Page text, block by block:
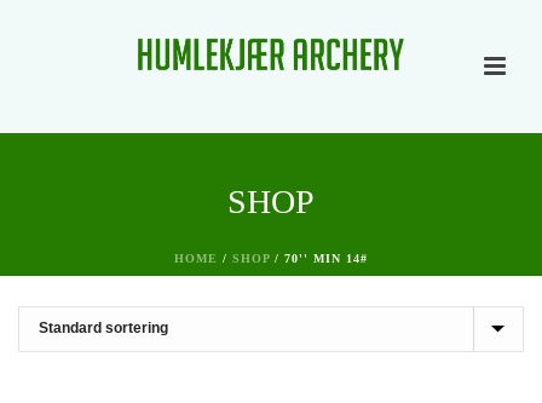
SHOP
HOME / SHOP / 70'' MIN 14#